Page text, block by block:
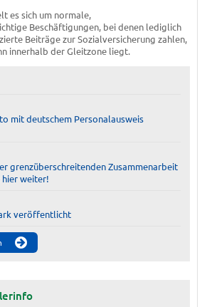
es sich um normale,
Beschäftigungen, bei denen lediglich
Beiträge zur Sozialversicherung zahlen,
innerhalb der Gleitzone liegt.
mit deutschem Personalausweis
grenzüberschreitenden Zusammenarbeit
hier weiter!
veröffentlicht